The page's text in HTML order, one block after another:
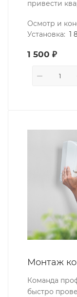
привести
Осмотр и
Установка: 1
1 500 ₽
Монтаж
Команда
быстро